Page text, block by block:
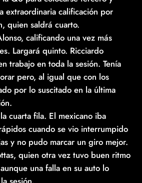
extraordinaria calificación por
quien saldrá cuarto.
calificando una vez más
Largará quinto. Ricciardo
trabajo en toda la sesión. Tenía
pero, al igual que con los
por lo suscitado en la última
cuarta fila. El mexicano iba
cuando se vio interrumpido
y no pudo marcar un giro mejor.
quien otra vez tuvo buen ritmo
una falla en su auto lo